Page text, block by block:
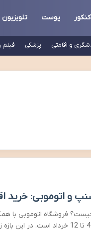
کنکور پوست تلویزیون
و اقامتی پزشکی فیلم
و اتوموبی: خرید
فروشگاه اتوموبی با
که تاریخ آن از 4 تا 12 خرداد